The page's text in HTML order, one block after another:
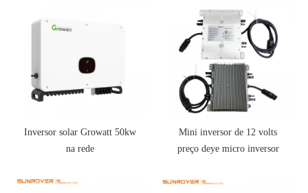
Inversor solar Growatt 50kw
na rede
Mini inversor de 12 volts
preço deye micro inversor